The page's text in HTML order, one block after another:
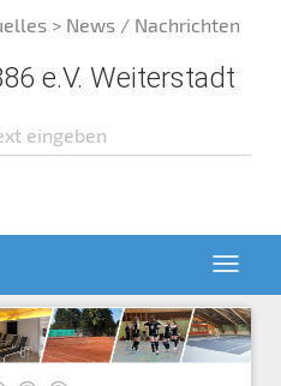
> News / Nachrichten
e.V. Weiterstadt